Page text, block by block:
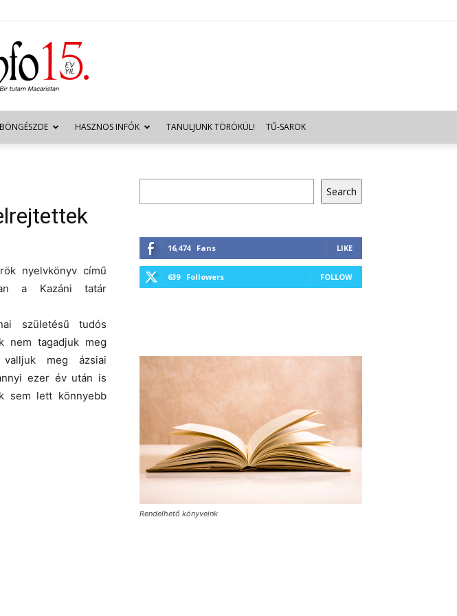
BÖNGÉSZDE HASZNOS INFÓK TANULJUNK TÖRÖKÜL! TŰ-SAROK
nyelvkönyv című
a Kazáni tatár
születésű tudós
nem tagadjuk meg
valljuk meg ázsiai
ezer év után is
sem lett könnyebb
Search
16,474 Fans LIKE
639 Followers FOLLOW
Rendelhető könyveink